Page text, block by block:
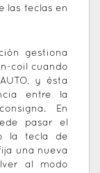
las teclas en
gestiona
coil cuando
y ésta
entre la
En
pasar el
la tecla de
una nueva
al modo